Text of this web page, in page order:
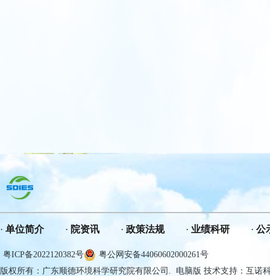
单位简介 院资讯 政策法规 业绩科研 公
粤公网安备44060602000261号
粤ICP备2022120382号
版权所有：广东顺德环境科学研究院有限公司. 电脑版 技术支持：互诺